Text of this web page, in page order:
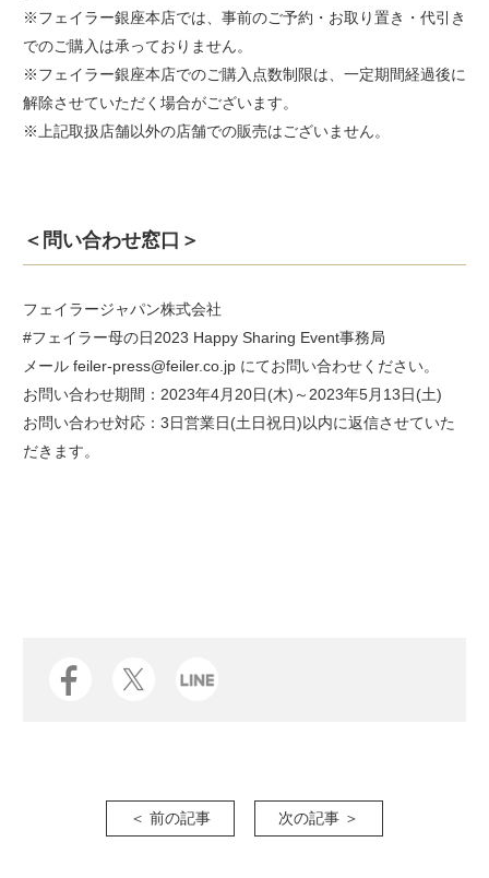
※フェイラー銀座本店では、事前のご予約・お取り置き・代引き
でのご購入は承っておりません。
※フェイラー銀座本店でのご購入点数制限は、一定期間経過後に
解除させていただく場合がございます。
※上記取扱店舗以外の店舗での販売はございません。
＜問い合わせ窓口＞
フェイラージャパン株式会社
#フェイラー母の日2023 Happy Sharing Event事務局
メール feiler-press@feiler.co.jp にてお問い合わせください。
お問い合わせ期間：2023年4月20日(木)～2023年5月13日(土)
お問い合わせ対応：3日営業日(土日祝日)以内に返信させていた
だきます。
＜ 前の記事 次の記事 ＞